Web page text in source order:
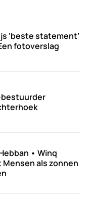
‘beste statement’
fotoverslag
• Winq
als zonnen